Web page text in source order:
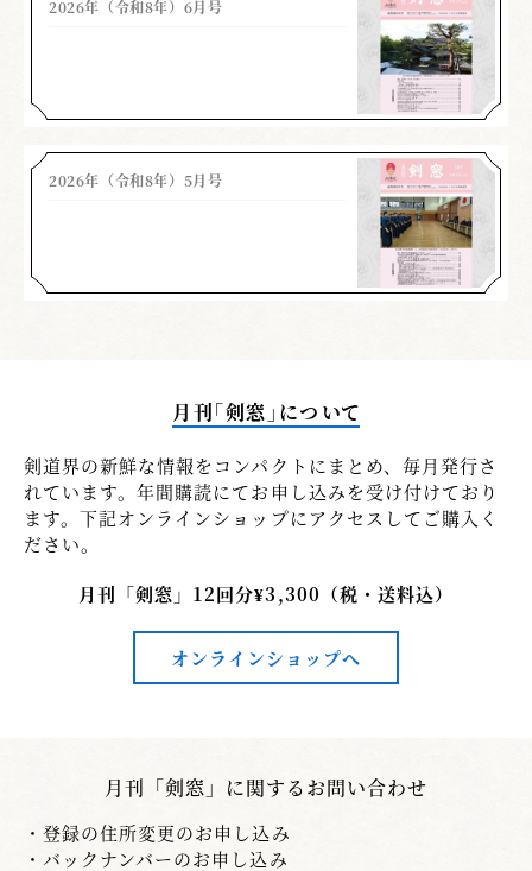
2026年（令和8年）6月号
2026年（令和8年）5月号
月刊「剣窓」について
剣道界の新鮮な情報をコンパクトにまとめ、毎月発行さ
れています。年間購読にてお申し込みを受け付けており
ます。下記オンラインショップにアクセスしてご購入く
ださい。
月刊「剣窓」12回分¥3,300（税・送料込）
オンラインショップへ
月刊「剣窓」に関するお問い合わせ
登録の住所変更のお申し込み
バックナンバーのお申し込み